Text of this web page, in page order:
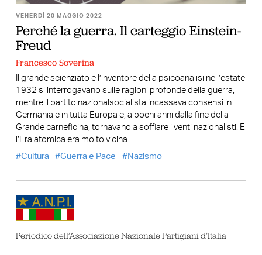
VENERDÌ 20 MAGGIO 2022
Perché la guerra. Il carteggio Einstein-
Freud
Francesco Soverina
Il grande scienziato e l’inventore della psicoanalisi nell’estate
1932 si interrogavano sulle ragioni profonde della guerra,
mentre il partito nazionalsocialista incassava consensi in
Germania e in tutta Europa e, a pochi anni dalla fine della
Grande carneficina, tornavano a soffiare i venti nazionalisti. E
l’Era atomica era molto vicina
Cultura
Guerra e Pace Nazismo
Periodico dell’Associazione Nazionale Partigiani d’Italia